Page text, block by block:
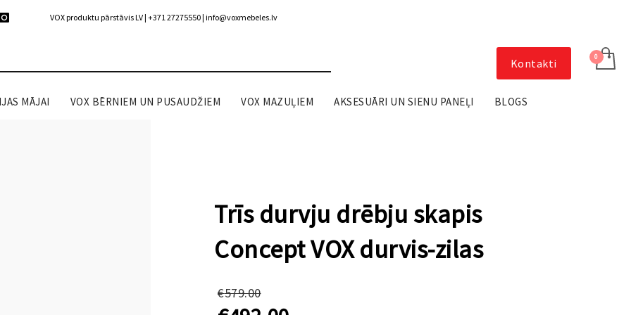
VOX produktu pārstāvis LV | +371 27275550 | info@voxmebeles.lv
Kontakti
MĀJAI VOX BĒRNIEM UN PUSAUDŽIEM VOX MAZUĻIEM AKSESUĀRI UN SIENU PANEĻI BLOGS
Trīs durvju drēbju skapis
Concept VOX durvis-zilas
€579.00
price